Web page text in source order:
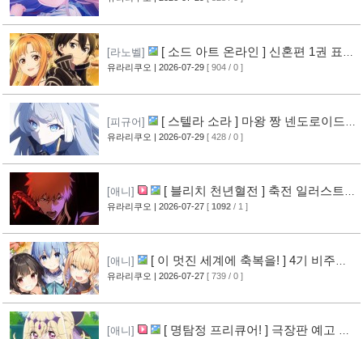
[라노벨]
[ 소드 아트 온라인 ] 신혼편 1권 표지
공개 [16]
유라리쿠오 | 2026-07-29 [ 904 / 0 ]
[피규어]
[ 스텔라 소라 ] 마왕 짱 넨도로이드
공개 [10]
유라리쿠오 | 2026-07-29 [ 428 / 0 ]
[애니]
[ 블리치 천년혈전 ] 축전 일러스트 &
오프닝 영상 공개
[14]
유라리쿠오 | 2026-07-27 [ 1092 / 1 ]
[애니]
[ 이 멋진 세계에 축복을! ] 4기 비주얼
그림 공개
[14]
유라리쿠오 | 2026-07-27 [ 739 / 0 ]
[애니]
[ 명탐정 프리큐어! ] 극장판 예고 영